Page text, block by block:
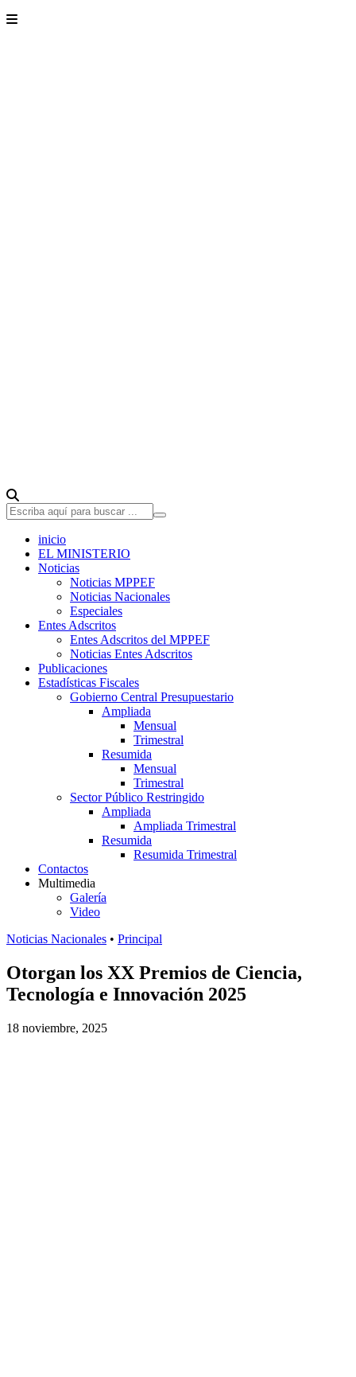
inicio
EL MINISTERIO
Noticias
Noticias MPPEF
Noticias Nacionales
Especiales
Entes Adscritos
Entes Adscritos del MPPEF
Noticias Entes Adscritos
Publicaciones
Estadísticas Fiscales
Gobierno Central Presupuestario
Ampliada
Mensual
Trimestral
Resumida
Mensual
Trimestral
Sector Público Restringido
Ampliada
Ampliada Trimestral
Resumida
Resumida Trimestral
Contactos
Multimedia
Galería
Video
Noticias Nacionales • Principal
Otorgan los XX Premios de Ciencia,
Tecnología e Innovación 2025
18 noviembre, 2025